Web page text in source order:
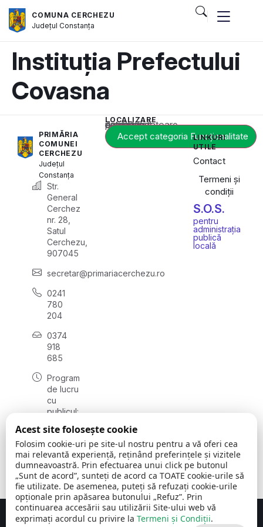
COMUNA CERCHEZU
JudețulConstanța
Instituția Prefectului
Covasna
PRIMĂRIA
COMUNEI
CERCHEZU
Județul
Constanța
Str.
General
Cerchez
nr. 28,
Satul
Cerchezu,
907045
secretar@primariacerchezu.ro
0241
780
204
0374
918
685
Program
de lucru
cu
publicul:
08:00 -
16:30
, vineri:
08:00 -
14:00
LOCALIZARE
Acest conținut este blocat până când acceptați categoria corespunzătoare de cookie-uri.
Accept categoria Funcționalitate
LINKURI
UTILE
Contact
Termeni și
condiții
S.O.S.
pentru
administrația
publică
locală
Concept realizat de Big Media Relații Publice SRL
Acest site folosește cookie
Folosim cookie-uri pe site-ul nostru pentru a vă oferi cea
mai relevantă experiență, reținând preferințele și vizitele
dumneavoastră. Prin efectuarea unui click pe butonul
„Sunt de acord”, sunteți de acord ca TOATE cookie-urile să
fie utilizate. De asemenea, puteți să refuzați cookie-urile
opționale prin apăsarea butonului „Refuz”. Prin
continuarea accesării sau utilizării Site-ului web vă
exprimați acordul cu privire la Termeni și Condiții.